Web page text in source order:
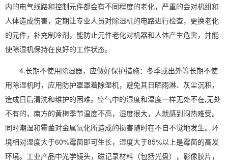
内的电气线路和控制元件都会有不同程度的老化，严重的会对机组和
人体造成伤害，定期让专业人员对除湿机的电路进行检查，更换老化
的元件，补充制冷剂，能防止元件老化对机器和人体产生危害，并能
使除湿机保持在良好的工作状态。
4.长期不使用除湿器，应做好保护措施：冬季或出外等长期不使
用除湿机时，应用防护罩罩着除湿机，避免其日晒雨淋、灰尘沉积，
造成日后清洗和维护的困难。空气中的湿度和温度一样无处不在,无处
不有的，南方的黄梅季节温度不高，湿度很大，人就感到闷热难受。
同时潮湿和霉菌对金属氧化所造成的损害随时在不自不觉地发生。环
境相对湿度大于60%霉菌即可生长，湿度大于85%以上是霉菌的高发
环境。工业产品中光学镜头，磁记录材料（包括光盘），影像胶片，